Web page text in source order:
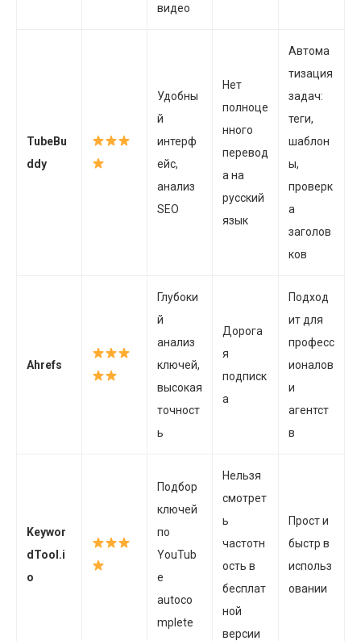
видео
TubeBu
ddy
Удобны
й
интерф
ейс,
анализ
SEO
Нет
полноце
нного
перевод
а на
русский
язык
Автома
тизация
задач:
теги,
шаблон
ы,
проверк
а
заголов
ков
Ahrefs
Глубоки
й
анализ
ключей,
высокая
точност
ь
Дорога
я
подписк
а
Подход
ит для
професс
ионалов
и
агентст
в
Keywor
dTool.i
o
Подбор
ключей
по
YouTub
e
autoco
mplete
Нельзя
смотрет
ь
частотн
ость в
бесплат
ной
версии
Прост и
быстр в
использ
овании